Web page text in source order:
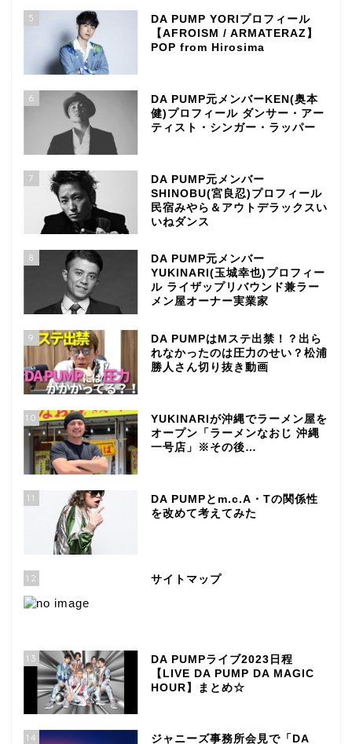
5
DA PUMP YORIプロフィール
【AFROISM / ARMATERAZ】
POP from Hirosima
6
DA PUMP元メンバーKEN(奥本
健)プロフィール ダンサー・アー
ティスト・シンガー・ラッパー
7
DA PUMP元メンバー
SHINOBU(宮良忍)プロフィール
民宿みやら＆アウトデラックスい
いねダンス
8
DA PUMP元メンバー
YUKINARI(玉城幸也)プロフィー
ル ライザップリバウンド兼ラー
メン屋オーナー実業家
9
DA PUMPはMステ出禁！？出ら
れなかったのは圧力のせい？松浦
勝人さん切り抜き動画
10
YUKINARIが沖縄でラーメン屋を
オープン「ラーメンなおじ 沖縄
一号店」※その後…
11
DA PUMPとm.c.A・Tの関係性
を改めて考えてみた
12 サイトマップ
13
DA PUMPライブ2023日程
【LIVE DA PUMP DA MAGIC
HOUR】まとめ☆
14
ジャニーズ事務所会見で「DA